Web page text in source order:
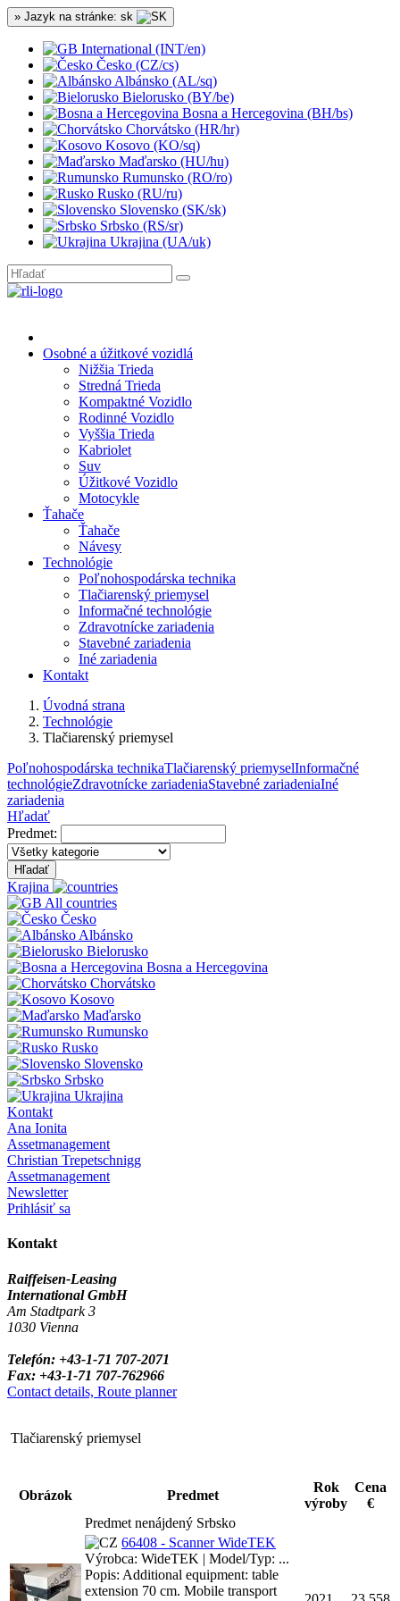
» Jazyk na stránke: sk
International (INT/en)
Česko (CZ/cs)
Albánsko (AL/sq)
Bielorusko (BY/be)
Bosna a Hercegovina (BH/bs)
Chorvátsko (HR/hr)
Kosovo (KO/sq)
Maďarsko (HU/hu)
Rumunsko (RO/ro)
Rusko (RU/ru)
Slovensko (SK/sk)
Srbsko (RS/sr)
Ukrajina (UA/uk)
Osobné a úžitkové vozidlá
Nižšia Trieda
Stredná Trieda
Kompaktné Vozidlo
Rodinné Vozidlo
Vyššia Trieda
Kabriolet
Suv
Úžitkové Vozidlo
Motocykle
Ťahače
Ťahače
Návesy
Technológie
Poľnohospodárska technika
Tlačiarenský priemysel
Informačné technológie
Zdravotnícke zariadenia
Stavebné zariadenia
Iné zariadenia
Kontakt
Úvodná strana
Technológie
Tlačiarenský priemysel
Poľnohospodárska technikaTlačiarenský priemyselInformačné
technológieZdravotnícke zariadeniaStavebné zariadeniaIné
zariadenia
Hľadať
Predmet:
Hľadať
Krajina
All countries
Česko
Albánsko
Bielorusko
Bosna a Hercegovina
Chorvátsko
Kosovo
Maďarsko
Rumunsko
Rusko
Slovensko
Srbsko
Ukrajina
Kontakt
Ana Ionita
Assetmanagement
Christian Trepetschnigg
Assetmanagement
Newsletter
Prihlásiť sa
Kontakt
Raiffeisen-Leasing
International GmbH
Am Stadtpark 3
1030 Vienna
Telefón: +43-1-71 707-2071
Fax: +43-1-71 707-762966
Contact details, Route planner
Tlačiarenský priemysel
Obrázok Predmet
Rok
výroby
Cena
€
Predmet nenájdený Srbsko
66408 - Scanner WideTEK
Výrobca: WideTEK | Model/Typ: ...
Popis: Additional equipment: table
extension 70 cm. Mobile transport